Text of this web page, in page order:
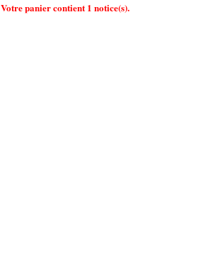
Votre panier contient 1 notice(s).